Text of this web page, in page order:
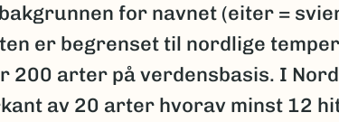
for navnet (eiter =
er begrenset til nordlige
200 arter på verdensbasis. I
av 20 arter hvorav minst 12